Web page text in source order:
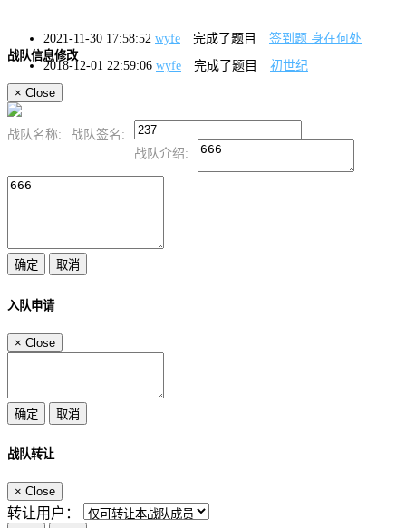
2021-11-30 17:58:52 wyfe 完成了题目
签到题 身在何处
2018-12-01 22:59:06 wyfe 完成了题目 初世纪
战队信息修改
× Close
战队名称:
战队签名:
战队介绍:
入队申请
× Close
战队转让
× Close
转让用户：